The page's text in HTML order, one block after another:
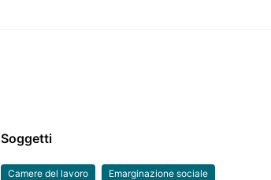
Soggetti
Camere del lavoro Emarginazione sociale